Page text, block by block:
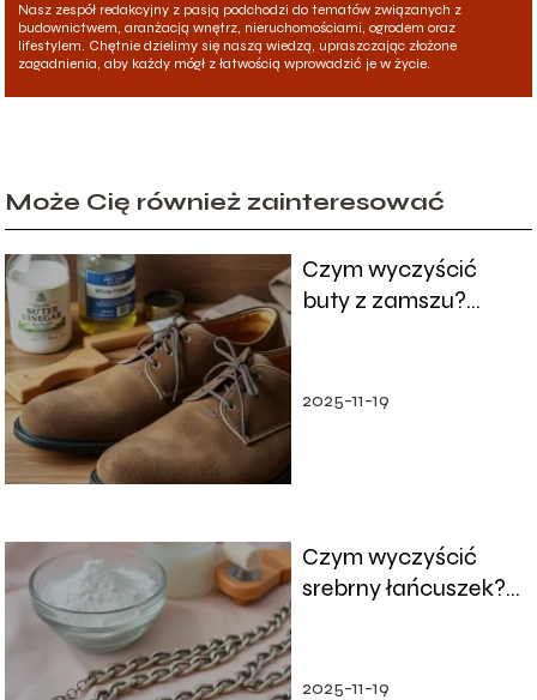
Nasz zespół redakcyjny z pasją podchodzi do tematów związanych z
budownictwem, aranżacją wnętrz, nieruchomościami, ogrodem oraz
lifestylem. Chętnie dzielimy się naszą wiedzą, upraszczając złożone
zagadnienia, aby każdy mógł z łatwością wprowadzić je w życie.
Może Cię również zainteresować
Czym wyczyścić
buty z zamszu?
2025-11-19
Czym wyczyścić
srebrny łańcuszek?
2025-11-19